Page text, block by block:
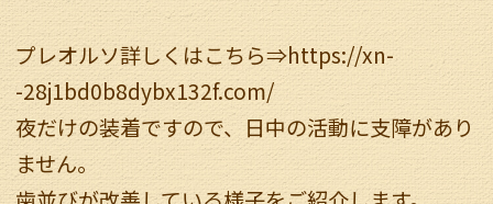
プレオルソ詳しくはこちら⇒https://xn-
-28j1bd0b8dybx132f.com/
夜だけの装着ですので、日中の活動に支障があり
ません。